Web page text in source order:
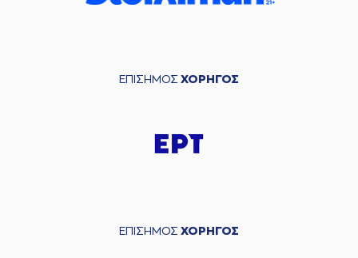
ΕΠΙΣΗΜΟΣ ΧΟΡΗΓΟΣ
ΕΠΙΣΗΜΟΣ ΧΟΡΗΓΟΣ